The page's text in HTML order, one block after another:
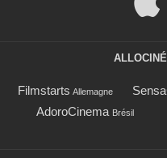
Filmstarts Allemagne
AdoroCinema Brésil